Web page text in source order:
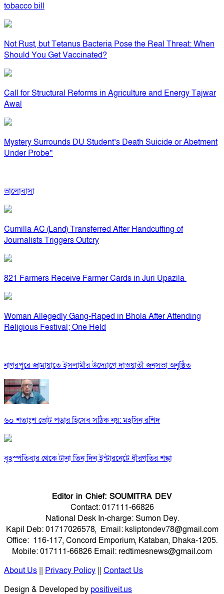
tobacco bill
Not Rust, but Tetanus Bacteria Pose the Real Threat: When
Should You Get Vaccinated?
Call for Structural Reforms in Agriculture and Energy Tajwar
Awal
Mystery Surrounds DU Student’s Death Suicide or Abetment
Under Probe”
ভালোবাসা
Cumilla AC (Land) Transferred After Handcuffing of
Journalists Triggers Outcry
821 Farmers Receive Farmer Cards in Juri Upazila
Woman Allegedly Gang-Raped in Bhola After Attending
Religious Festival; One Held
নাগরপুরে জামায়াতে ইসলামীর উদ্যোগে দাওয়াতী জনসভা অনুষ্ঠিত
৬০ শতাংশ ভোট পড়ার হিসেব সঠিক নয়: মহসিন রশিদ
বৃহস্পতিবার থেকে টানা তিন দিন ইন্টারনেটে ধীরগতির শঙ্কা
Editor in Chief: SOUMITRA DEV
Contact: 017111-66826
National Desk In-charge: Sumon Dey.
Kapil Deb: 01717026578, Email: ksliptondev78@gmail.com
Office: 116-117, Concord Emporium, Kataban, Dhaka-1205.
Mobile: 017111-66826 Email: redtimesnews@gmail.com
About Us || Privacy Policy || Contact Us
Design & Developed bypositiveit.us